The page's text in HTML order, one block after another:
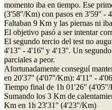
momento iba en tiempo. Ese
(3'58''/Km) con pasos en 3'59'' -
Faltaban 9 Km y las piernas ni
El objetivo pasó a ser intentar
El segundo tercio del test no
4'13'' - 4'16'' y 4'13''. Un
parciales a peor.
Afortunadamente conseguí
en 20'37'' (4'07''/Km): 4'11'' -
Tiempo final de 1h 01'26''
Sumando los 3 Km de
Km en 1h 23'31'' (4'23''/Km)